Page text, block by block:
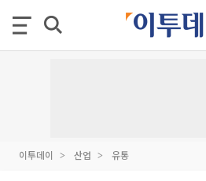
이투데이 산업 유통